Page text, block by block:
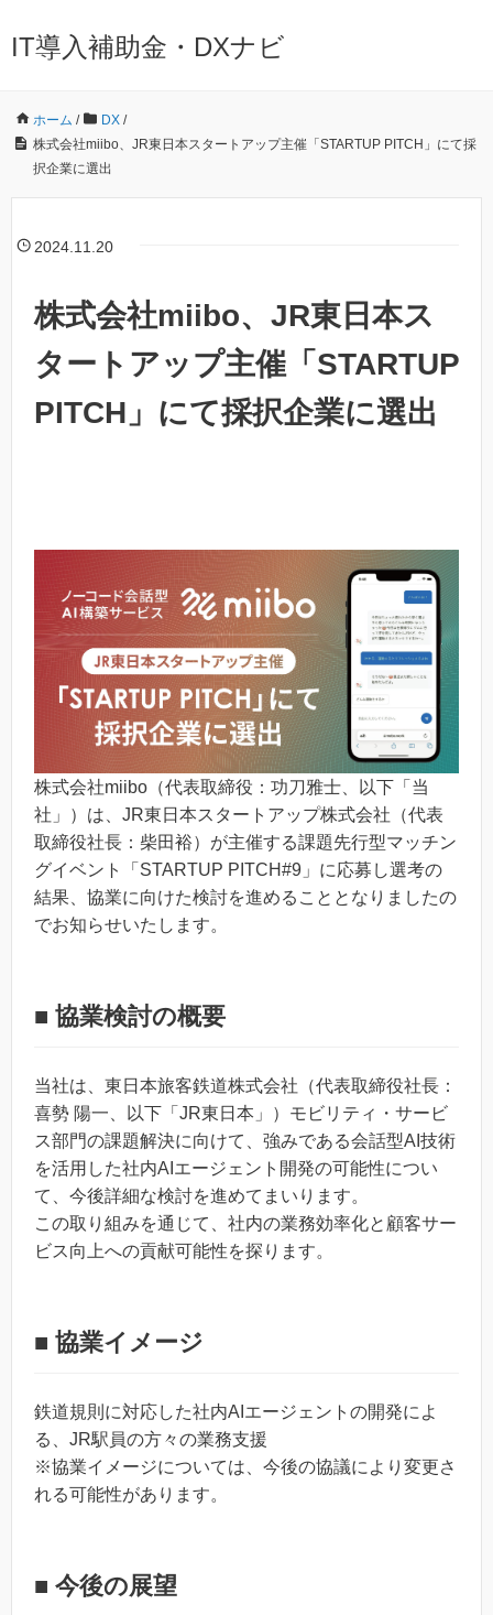
IT導入補助金・DXナビ
ホーム / DX /
株式会社miibo、JR東日本スタートアップ主催「STARTUP PITCH」にて採
択企業に選出
2024.11.20
株式会社miibo、JR東日本ス
タートアップ主催「STARTUP
PITCH」にて採択企業に選出
株式会社miibo（代表取締役：功刀雅士、以下「当
社」）は、JR東日本スタートアップ株式会社（代表
取締役社長：柴田裕）が主催する課題先行型マッチン
グイベント「STARTUP PITCH#9」に応募し選考の
結果、協業に向けた検討を進めることとなりましたの
でお知らせいたします。
■ 協業検討の概要
当社は、東日本旅客鉄道株式会社（代表取締役社長：
喜勢 陽一、以下「JR東日本」）モビリティ・サービ
ス部門の課題解決に向けて、強みである会話型AI技術
を活用した社内AIエージェント開発の可能性につい
て、今後詳細な検討を進めてまいります。
この取り組みを通じて、社内の業務効率化と顧客サー
ビス向上への貢献可能性を探ります。
■ 協業イメージ
鉄道規則に対応した社内AIエージェントの開発によ
る、JR駅員の方々の業務支援
※協業イメージについては、今後の協議により変更さ
れる可能性があります。
■ 今後の展望